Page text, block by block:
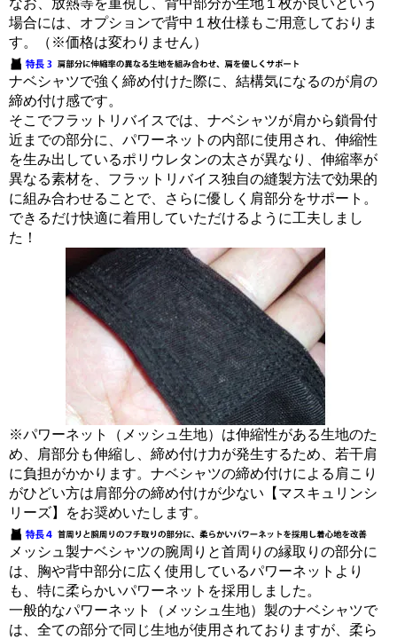
なお、放熱等を重視し、背中部分が生地１枚が良いという
場合には、オプションで背中１枚仕様もご用意しておりま
す。（※価格は変わりません）
ナベシャツで強く締め付けた際に、結構気になるのが肩の
締め付け感です。
そこでフラットリバイスでは、ナベシャツが肩から鎖骨付
近までの部分に、パワーネットの内部に使用され、伸縮性
を生み出しているポリウレタンの太さが異なり、伸縮率が
異なる素材を、フラットリバイス独自の縫製方法で効果的
に組み合わせることで、さらに優しく肩部分をサポート。
できるだけ快適に着用していただけるように工夫しまし
た！
※パワーネット（メッシュ生地）は伸縮性がある生地のた
め、肩部分も伸縮し、締め付け力が発生するため、若干肩
に負担がかかります。ナベシャツの締め付けによる肩こり
がひどい方は肩部分の締め付けが少ない【マスキュリンシ
リーズ】をお奨めいたします。
メッシュ製ナベシャツの腕周りと首周りの縁取りの部分に
は、胸や背中部分に広く使用しているパワーネットより
も、特に柔らかいパワーネットを採用しました。
一般的なパワーネット（メッシュ生地）製のナベシャツで
は、全ての部分で同じ生地が使用されておりますが、柔ら